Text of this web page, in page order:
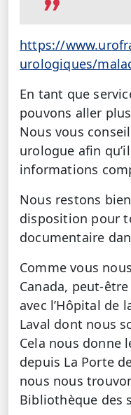
https://
urologiques/
En tant que
pouvons aller
Nous vous
urologue afin
informations
Nous restons
disposition pour
documentaire
Comme vous
Canada, peut-
avec l’Hôpital de
Laval dont nous
Cela nous donne
depuis La Porte
nous nous
Bibliothèque des